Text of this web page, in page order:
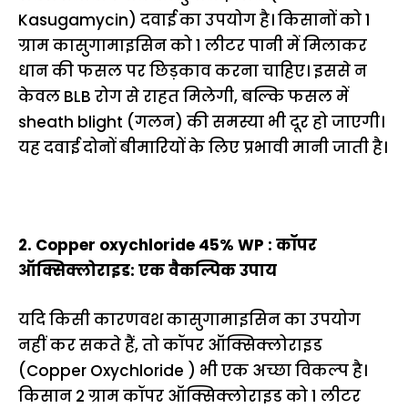
Kasugamycin) दवाई का उपयोग है। किसानों को 1
ग्राम कासुगामाइसिन को 1 लीटर पानी में मिलाकर
धान की फसल पर छिड़काव करना चाहिए। इससे न
केवल BLB रोग से राहत मिलेगी, बल्कि फसल में
sheath blight (गलन) की समस्या भी दूर हो जाएगी।
यह दवाई दोनों बीमारियों के लिए प्रभावी मानी जाती है।
2. Copper oxychloride 45% WP : कॉपर
ऑक्सिक्लोराइड: एक वैकल्पिक उपाय
यदि किसी कारणवश कासुगामाइसिन का उपयोग
नहीं कर सकते हैं, तो कॉपर ऑक्सिक्लोराइड
(Copper Oxychloride ) भी एक अच्छा विकल्प है।
किसान 2 ग्राम कॉपर ऑक्सिक्लोराइड को 1 लीटर